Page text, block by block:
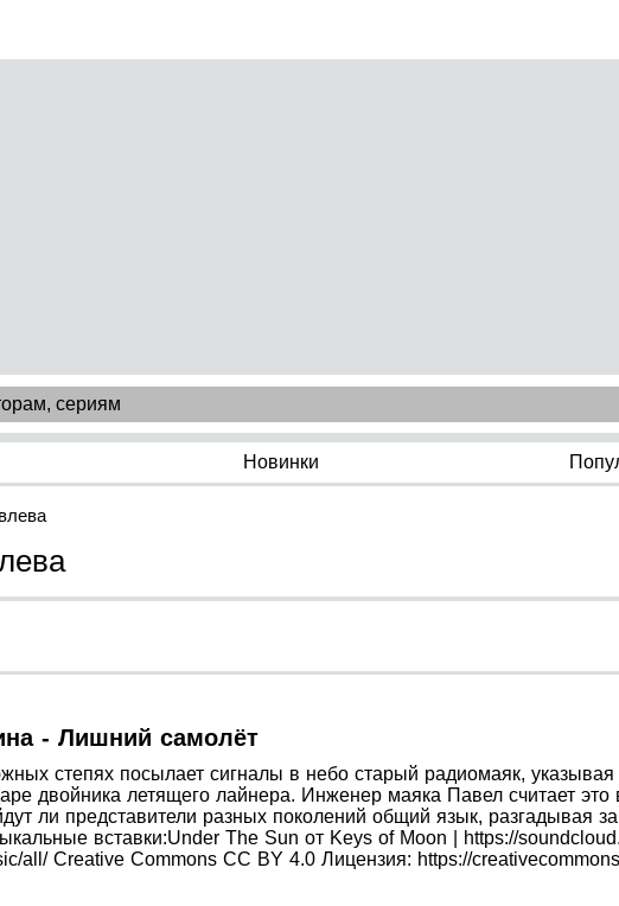
Новинки
- Лишний самолёт
степях посылает сигналы в небо старый радиомаяк,
двойника летящего лайнера. Инженер маяка Павел считает
ли представители разных поколений общий язык, разгадывая
вставки:Under The Sun от Keys of Moon | https://
all/ Creative Commons CC BY 4.0 Лицензия: https://